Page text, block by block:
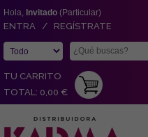
Hola, Invitado (Particular)
ENTRA / REGÍSTRATE
TU CARRITO
TOTAL: 0,00 €